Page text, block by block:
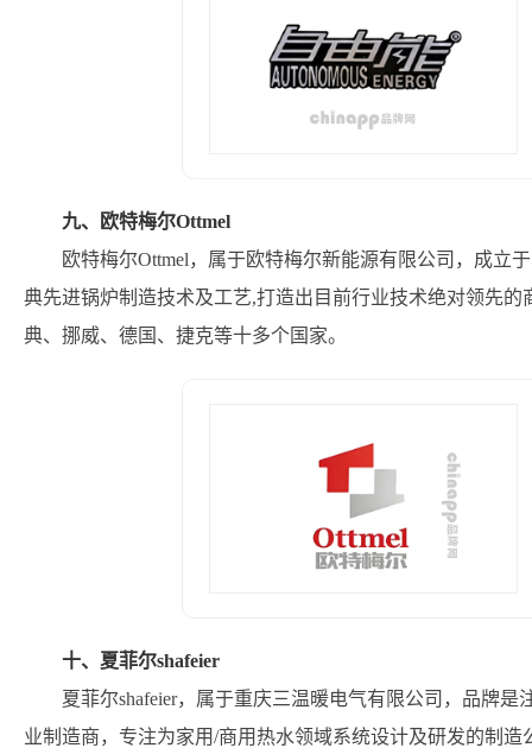
九、欧特梅尔Ottmel
欧特梅尔Ottmel，属于欧特梅尔新能源有限公司，成立
典先进锅炉制造技术及工艺,打造出目前行业技术绝对领先
典、挪威、德国、捷克等十多个国家。
十、夏菲尔shafeier
夏菲尔shafeier，属于重庆三温暖电气有限公司，品牌
业制造商，专注为家用/商用热水领域系统设计及研发的制